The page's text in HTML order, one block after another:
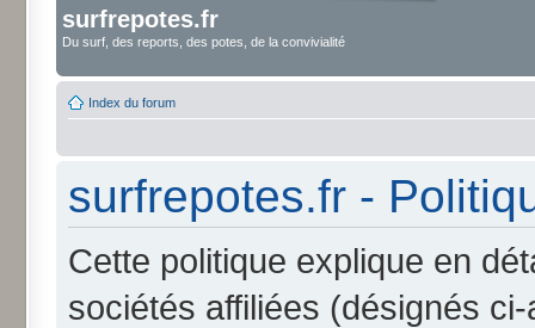
surfrepotes.fr
Du surf, des reports, des potes, de la convivialité
Index du forum
surfrepotes.fr -
Cette politique explique en
sociétés affiliées (désignés